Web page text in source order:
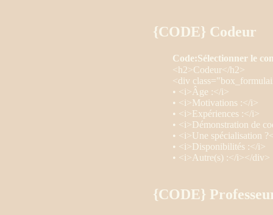
{CODE} Codeur
Code:Sélectionner le
<h2>Codeur</h2>
<div
• <i>Âge :</i>
• <i>Motivations :</i>
• <i>Expériences :</i>
• <i>Démonstration de
• <i>Une spécialisation
• <i>Disponibilités :</i>
• <i>Autre(s) :</i></div>
{CODE}